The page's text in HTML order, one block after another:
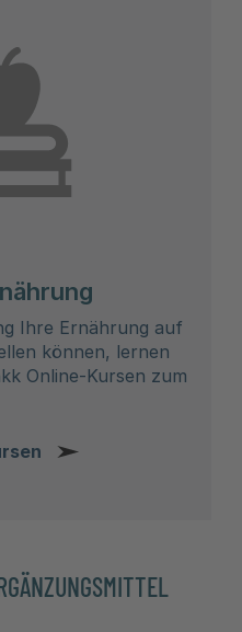
Ihre Ernährung auf
können, lernen
Online-Kursen zum